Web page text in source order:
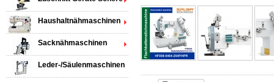
Haushaltnähmaschinen
Sacknähmaschinen
Leder-/Säulenmaschinen